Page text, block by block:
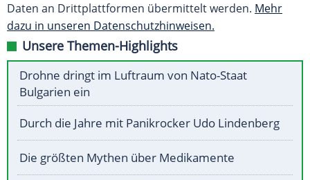
Daten an Drittplattformen übermittelt werden. Mehr
dazu in unseren Datenschutzhinweisen.
Unsere Themen-Highlights
Drohne dringt im Luftraum von Nato-Staat
Bulgarien ein
Durch die Jahre mit Panikrocker Udo Lindenberg
Die größten Mythen über Medikamente